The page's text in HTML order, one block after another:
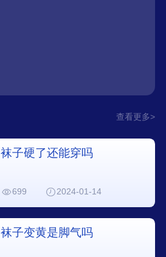
查看更多>
袜子硬了还能穿吗
699 2024-01-14
袜子变黄是脚气吗